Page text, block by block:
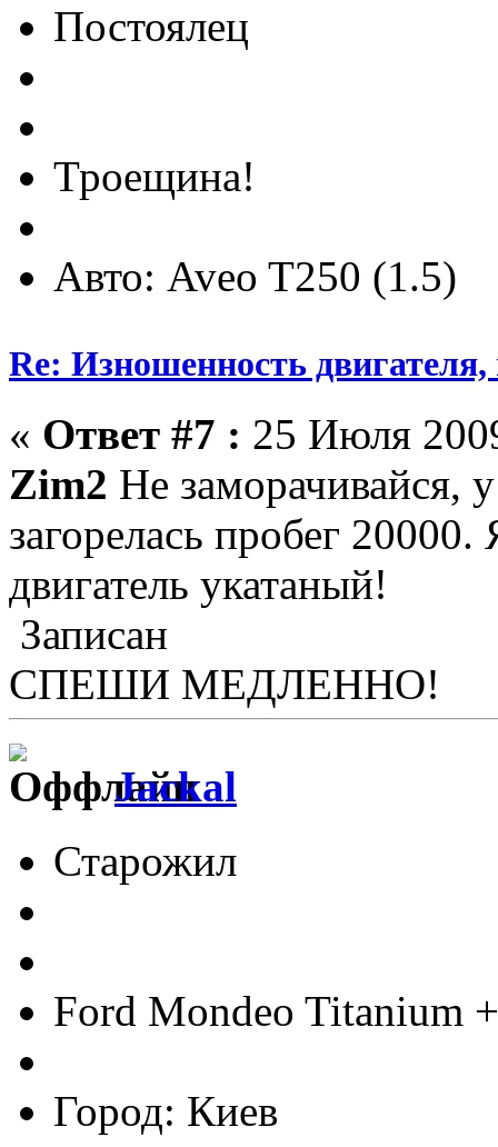
Постоялец
Троещина!
Авто: Aveo T250 (1.5)
Re: Изношенность
« Ответ #7 : 25 Июля
Zim2 Не заморачивайся,
загорелась пробег
двигатель укатаный!
Записан
СПЕШИ МЕДЛЕННО!
Jackal
Старожил
Ford Mondeo Titanium
Город: Киев